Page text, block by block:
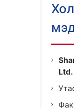
Ltd.